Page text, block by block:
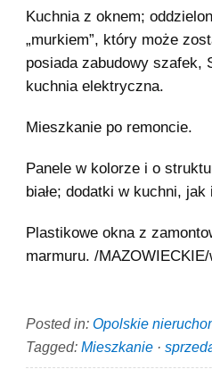
Kuchnia z oknem;
„murkiem”, który może
posiada zabudowy szafek,
kuchnia elektryczna.
Mieszkanie po remoncie.
Panele w kolorze i o
białe; dodatki w kuchni,
Plastikowe okna z
marmuru. /MAZOWIECKIE/
Posted in: Opolskie
Tagged: Mieszkanie ·